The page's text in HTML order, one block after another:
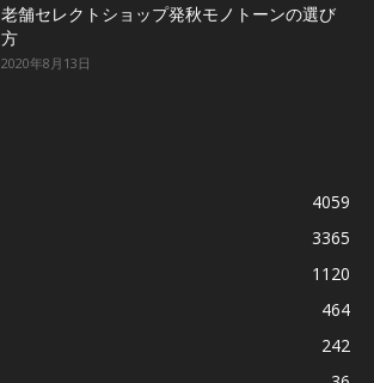
老舗セレクトショップ発秋モノトーンの選び
方
2020年8月13日
4059
3365
1120
464
242